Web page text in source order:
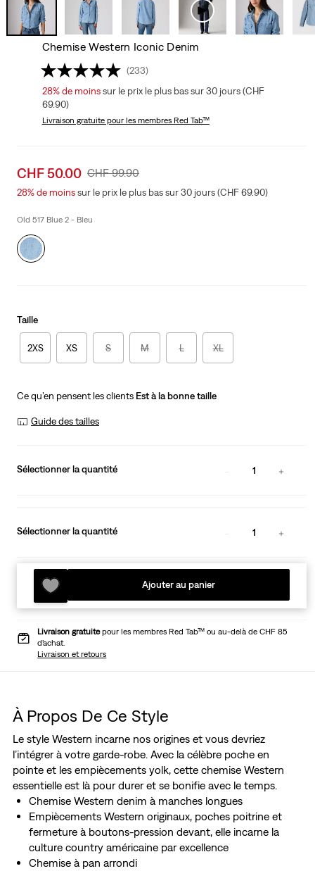
Chemise Western Iconic Denim
(233)
28%de moinssur le prix le plus bas sur 30 jours (CHF
69.90)
Livraison gratuitepour les membres Red Tab™
Sale
price
CHF 50.00 Original
Price
CHF 99.90
28%de moinssur le prix le plus bas sur 30 jours (CHF 69.90)
Old 517 Blue 2 - Bleu
Taille
2XS XS S M L XL
Ce qu’en pensent les clients Est à la bonne taille
Guide des tailles
Sélectionner la quantité 1
Sélectionner la quantité 1
Ajouter au panier
Livraison gratuitepour les membres Red Tab™ ou au-delà de CHF 85
d’achat.
Livraison et retours
À Propos De Ce Style
Le style Western incarne nos origines et vous devriez
l’intégrer à votre garde-robe. Avec la célèbre poche en
pointe et les empiècements yolk, cette chemise Western
essentielle est là pour durer et se bonifie avec le temps.
Chemise Western denim à manches longues
Empiècements Western originaux, poches poitrine et
fermeture à boutons-pression devant, elle incarne la
culture country américaine par excellence
Chemise à pan arrondi